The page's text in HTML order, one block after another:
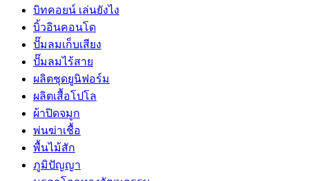
บิทคอยน์ เล่นยังไง
บิ้วอินคอนโด
ปั๊มลมเก็บเสียง
ปั๊มลมไร้สาย
ผลิตชุดยูนิฟอร์ม
ผลิตเสื้อโปโล
ผ้าปิดจมูก
พ่นฆ่าเชื้อ
พื้นไม้สัก
ภูมิปัญญา